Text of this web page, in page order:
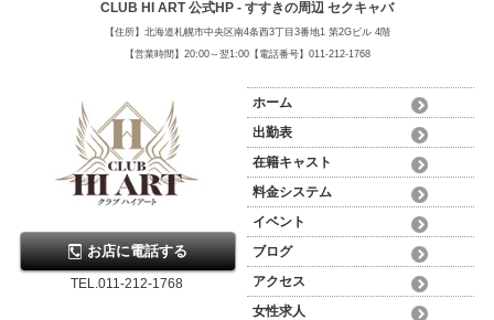
CLUB HI ART 公式HP - すすきの周辺 セクキャバ
【住所】北海道札幌市中央区南4条西3丁目3番地1 第2Gビル 4階
【営業時間】20:00～翌1:00【電話番号】011-212-1768
お店に電話する
TEL.011-212-1768
ホーム
出勤表
在籍キャスト
料金システム
イベント
ブログ
アクセス
女性求人